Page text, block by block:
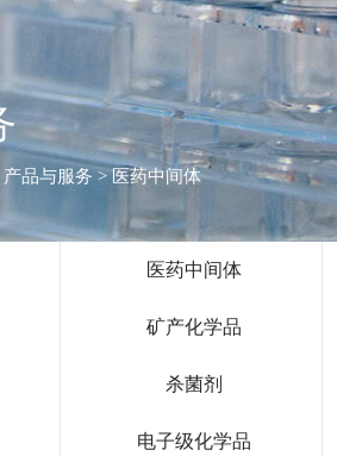
品与服务 > 医药中间体
医药中间体
矿产化学品
杀菌剂
电子级化学品